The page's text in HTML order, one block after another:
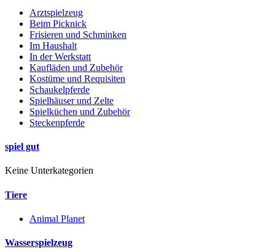
Arztspielzeug
Beim Picknick
Frisieren und Schminken
Im Haushalt
In der Werkstatt
Kaufläden und Zubehör
Kostüme und Requisiten
Schaukelpferde
Spielhäuser und Zelte
Spielküchen und Zubehör
Steckenpferde
spiel gut
Keine Unterkategorien
Tiere
Animal Planet
Wasserspielzeug